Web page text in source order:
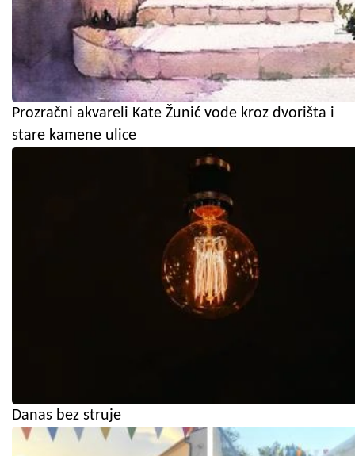
Prozračni akvareli Kate Žunić vode kroz dvorišta i
stare kamene ulice
Danas bez struje